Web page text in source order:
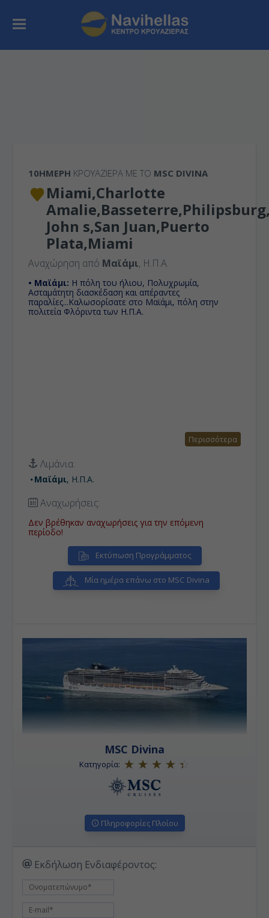
10ΉΜΕΡΗ ΚΡΟΥΑΖΙΕΡΑ ΜΕ ΤΟ MSC DIVINA
Miami,Charlotte
John s,San Juan,Puerto
Plata,Miami
Αναχώρηση από Μαϊάμι, Η.Π.Α.
• Μαϊάμι: Η πόλη του ήλιου, Πολυχρωμία,
Ασταμάτητη διασκέδαση και απέραντες
παραλίες...Καλωσορίσατε στο Μαϊάμι, πόλη στην
πολιτεία Φλόριντα των Η.Π.Α.
Περισσότερα
Λιμάνια:
Μαϊάμι, Η.Π.Α.
Αναχωρήσεις:
Δεν βρέθηκαν αναχωρήσεις για την επόμενη
περίοδο!
Εκτύπωση Προγράμματος
Μία ημέρα επάνω στο MSC Divina
MSC Divina
Κατηγορία:
Πληροφορίες Πλοίου
Εκδήλωση Ενδιαφέροντος: